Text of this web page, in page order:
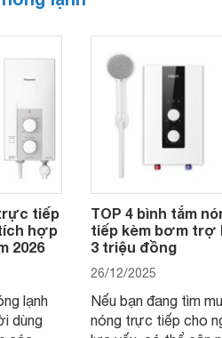
tiếp
hợp
2026
lạnh
dùng
TOP 4 bình tắm
tiếp kèm bơm
3 triệu đồng
26/12/2025
Nếu bạn đang tìm
nóng trực tiếp cho